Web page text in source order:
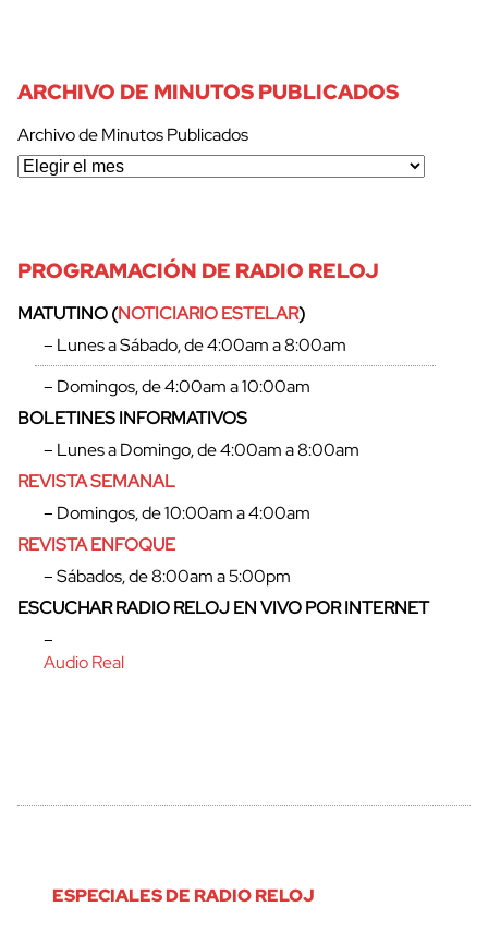
cerrar
ARCHIVO DE MINUTOS PUBLICADOS
Archivo de Minutos Publicados
PROGRAMACIÓN DE RADIO RELOJ
MATUTINO (NOTICIARIO ESTELAR)
– Lunes a Sábado, de 4:00am a 8:00am
– Domingos, de 4:00am a 10:00am
BOLETINES INFORMATIVOS
– Lunes a Domingo, de 4:00am a 8:00am
REVISTA SEMANAL
– Domingos, de 10:00am a 4:00am
REVISTA ENFOQUE
– Sábados, de 8:00am a 5:00pm
ESCUCHAR RADIO RELOJ EN VIVO POR INTERNET
–
Audio Real
ESPECIALES DE RADIO RELOJ